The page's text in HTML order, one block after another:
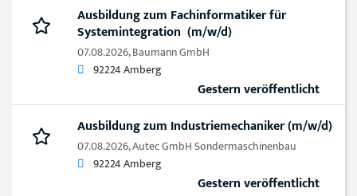
Ausbildung zum Fachinformatiker für
Systemintegration (m/w/d)
07.08.2026,Baumann GmbH
92224 Amberg
Gestern veröffentlicht
Ausbildung zum Industriemechaniker (m/w/d)
07.08.2026,Autec GmbH Sondermaschinenbau
92224 Amberg
Gestern veröffentlicht